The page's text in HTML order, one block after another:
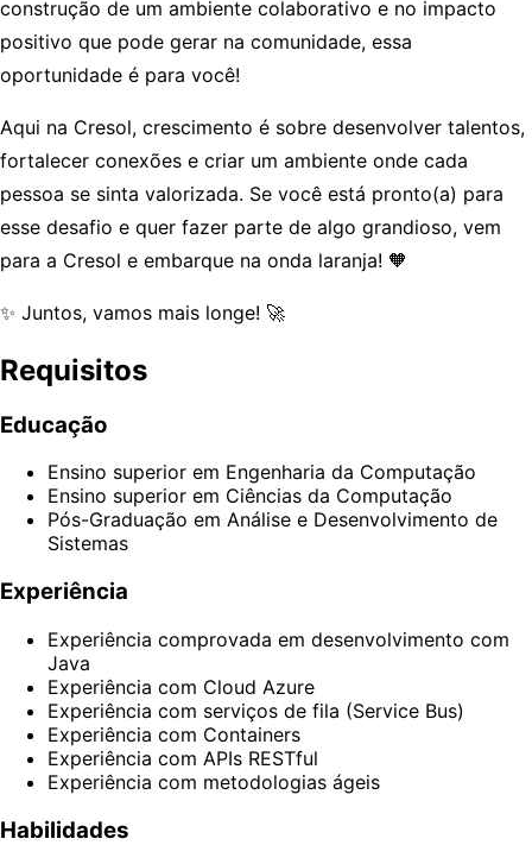
construção de um ambiente colaborativo e no impacto
positivo que pode gerar na comunidade, essa
oportunidade é para você!
Aqui na Cresol, crescimento é sobre desenvolver talentos,
fortalecer conexões e criar um ambiente onde cada
pessoa se sinta valorizada. Se você está pronto(a) para
esse desafio e quer fazer parte de algo grandioso, vem
para a Cresol e embarque na onda laranja! 🧡
✨ Juntos, vamos mais longe! 🚀
Requisitos
Educação
Ensino superior em Engenharia da Computação
Ensino superior em Ciências da Computação
Pós-Graduação em Análise e Desenvolvimento de
Sistemas
Experiência
Experiência comprovada em desenvolvimento com
Java
Experiência com Cloud Azure
Experiência com serviços de fila (Service Bus)
Experiência com Containers
Experiência com APIs RESTful
Experiência com metodologias ágeis
Habilidades